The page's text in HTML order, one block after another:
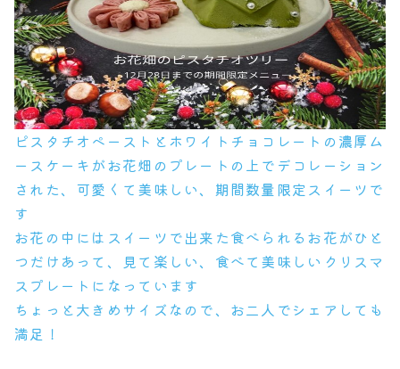
ピスタチオペーストとホワイトチョコレートの濃厚ム
ースケーキがお花畑のプレートの上でデコレーション
された、可愛くて美味しい、期間数量限定スイーツで
す
お花の中にはスイーツで出来た食べられるお花がひと
つだけあって、見て楽しい、食べて美味しいクリスマ
スプレートになっています
ちょっと大きめサイズなので、お二人でシェアしても
満足！